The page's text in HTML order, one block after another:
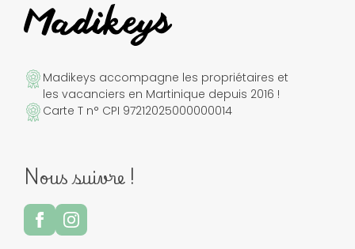
Madikeys accompagne les propriétaires et
les vacanciers en Martinique depuis 2016 !
Carte T n° CPI 97212025000000014
Nous suivre !